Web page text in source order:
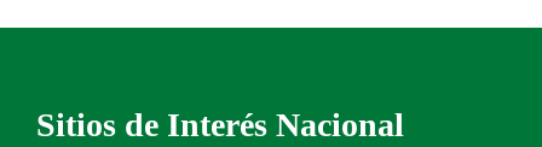
Sitios de Interés Nacional